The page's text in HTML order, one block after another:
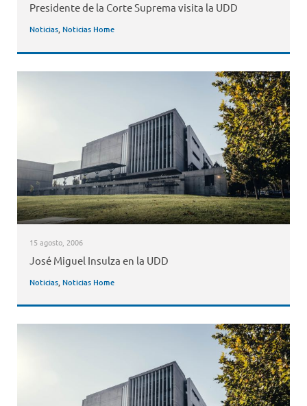
Presidente de la Corte Suprema visita la UDD
Noticias, Noticias Home
15 agosto, 2006
José Miguel Insulza en la UDD
Noticias, Noticias Home